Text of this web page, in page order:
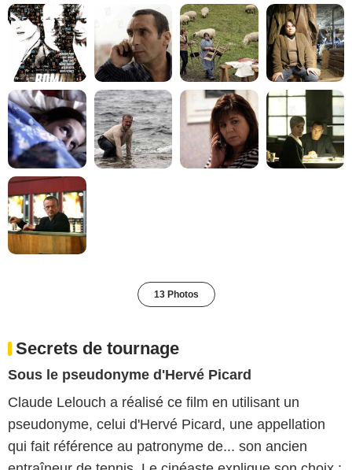
13 Photos
Secrets de tournage
Sous le pseudonyme d'Hervé Picard
Claude Lelouch a réalisé ce film en utilisant un
pseudonyme, celui d'Hervé Picard, une appellation
qui fait référence au patronyme de... son ancien